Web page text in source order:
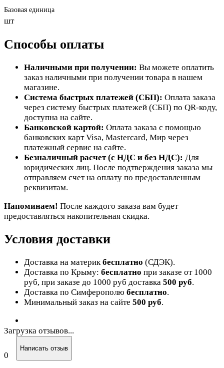
Базовая единица
шт
Способы оплаты
Наличными при получении: Вы можете оплатить
заказ наличными при получении товара в нашем
магазине.
Система быстрых платежей (СБП): Оплата заказа
через систему быстрых платежей (СБП) по QR-коду,
доступна на сайте.
Банковской картой: Оплата заказа с помощью
банковских карт Visa, Mastercard, Мир через
платежный сервис на сайте.
Безналичный расчет (с НДС и без НДС): Для
юридических лиц. После подтверждения заказа мы
отправляем счет на оплату по предоставленным
реквизитам.
Напоминаем! После каждого заказа вам будет
предоставляться накопительная скидка.
Условия доставки
Доставка на материкбесплатно (СДЭК).
Доставка по Крыму: бесплатно при заказе от 1000
руб, при заказе до 1000 руб доставка 500 руб.
Доставка по Симферополю бесплатно.
Минимальный заказ на сайте 500 руб.
Загрузка отзывов...
0
Написать отзыв